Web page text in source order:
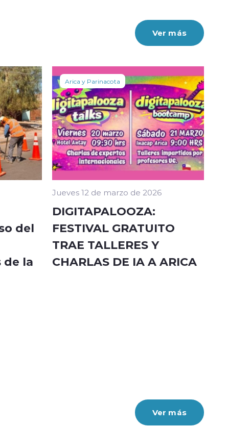
Ver más
del
de la
Arica y Parinacota
Jueves 12 de marzo de 2026
DIGITAPALOOZA:
FESTIVAL GRATUITO
TRAE TALLERES Y
CHARLAS DE IA A ARICA
Ver más